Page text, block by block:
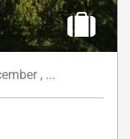
, ...